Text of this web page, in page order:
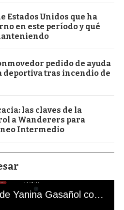
Estados Unidos que ha
en este período y qué
pedido de ayuda
deportiva tras incendio de
las claves de la
a Wanderers para
Intermedio
El mal momento de Yanina Gasañol con un hincha argentino en "Subrayado"